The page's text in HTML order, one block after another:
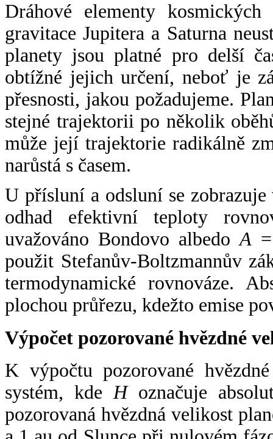
Dráhové elementy
gravitace Jupitera a Saturna
planety jsou platné pro delší
obtížné jejich určení, neboť je
přesnosti, jakou požadujeme.
stejné trajektorii po několik
může její trajektorie radikálně
narůstá s časem.
U přísluní a odsluní se
odhad efektivní teploty
uvažováno Bondovo albedoA
použit Stefanův-Boltzmannův
termodynamické rovnováze.
plochou průřezu, kdežto emise
Výpočet pozorované hvězdné
K výpočtu pozorované
systém, kde Hoznačuje
pozorovaná hvězdná velikost